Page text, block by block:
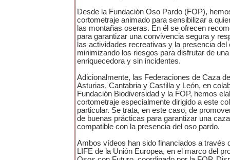
Desde la Fundación Oso Pardo (FOP),
cortometraje animado para sensibilizar a
las montañas oseras. En él se ofrecen
para garantizar una convivencia segura y
las actividades recreativas y la presencia del
minimizando los riesgos para disfrutar de
enriquecedora y sin incidentes.
Adicionalmente, las Federaciones de Caza
Asturias, Cantabria y Castilla y León, en
Fundación Biodiversidad y la FOP, hemos
cortometraje especialmente dirigido a este
particular. Se trata, en este caso, de
de buenas prácticas para garantizar una
compatible con la presencia del oso pardo.
Ambos vídeos han sido financiados a través
LIFE de la Unión Europea, en el marco del